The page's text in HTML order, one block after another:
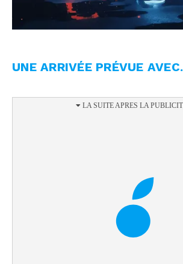
UNE ARRIVÉE PRÉVUE